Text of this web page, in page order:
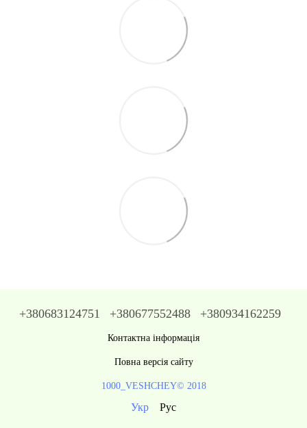
+380683124751 +380677552488 +380934162259
Контактна інформація
Повна версія сайту
1000_VESHCHEY© 2018
Укр Рус